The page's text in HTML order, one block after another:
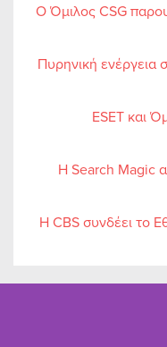
Ο Όμιλος CSG
Πυρηνική ενέργεια
ESET και
Η Search Magic
Η CBS συνδέει το